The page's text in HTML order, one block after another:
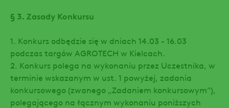
§ 3. Zasady Konkursu
1. Konkurs odbędzie się w dniach 14.03 - 16.03
podczas targów AGROTECH w Kielcach.
2. Konkurs polega na wykonaniu przez Uczestnika, w
terminie wskazanym w ust. 1 powyżej, zadania
konkursowego (zwanego „Zadaniem konkursowym”),
polegającego na łącznym wykonaniu poniższych